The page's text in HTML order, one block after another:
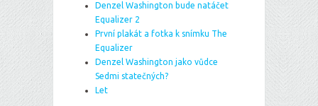
Denzel Washington bude natáčet
Equalizer 2
První plakát a fotka k snímku The
Equalizer
Denzel Washington jako vůdce
Sedmi statečných?
Let